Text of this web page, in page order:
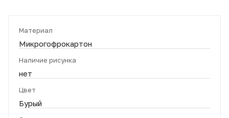
Материал
Микрогофрокартон
Наличие рисунка
нет
Цвет
Бурый